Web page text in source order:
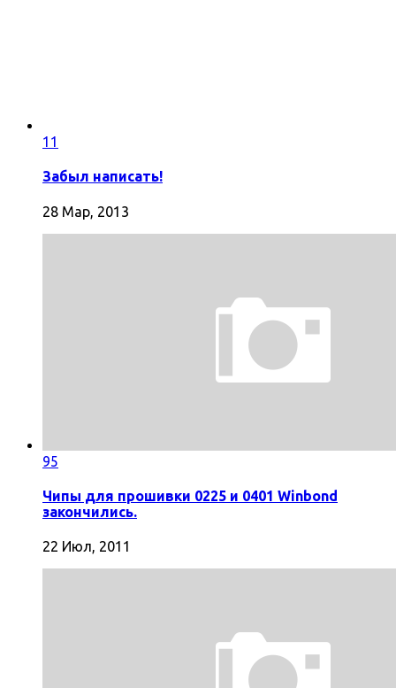
11
Забыл написать!
28 Мар, 2013
95
Чипы для прошивки 0225 и 0401 Winbond
закончились.
22 Июл, 2011